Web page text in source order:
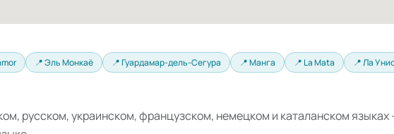
📍 Эль Монкаё 📍 Гуардамар-дель-Сегура 📍 Манга 📍 La Mata 📍 Ла
русском, украинском, французском, немецком и каталанском языках